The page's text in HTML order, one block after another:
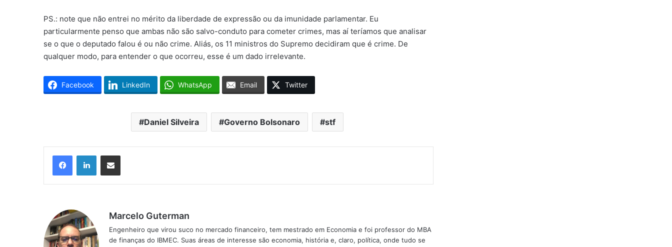
PS.: note que não entrei no mérito da liberdade de expressão ou da imunidade parlamentar. Eu
particularmente penso que ambas não são salvo-conduto para cometer crimes, mas aí teríamos que analisar
se o que o deputado falou é ou não crime. Aliás, os 11 ministros do Supremo decidiram que é crime. De
qualquer modo, para entender o que ocorreu, esse é um dado irrelevante.
Facebook LinkedIn WhatsApp Email Twitter
Daniel Silveira Governo Bolsonaro stf
Marcelo Guterman
Engenheiro que virou suco no mercado financeiro, tem mestrado em Economia e foi professor do MBA
de finanças do IBMEC. Suas áreas de interesse são economia, história e, claro, política, onde tudo se